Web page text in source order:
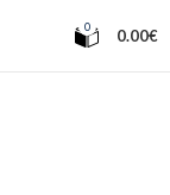
0 0.00€